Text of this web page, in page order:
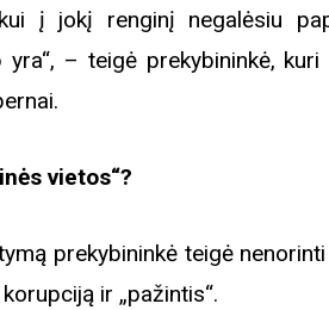
į jokį renginį negalėsiu
– teigė prekybininkė, kuri
vietos“?
prekybininkė teigė
ir „pažintis“.